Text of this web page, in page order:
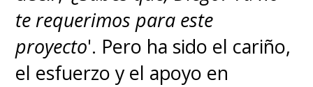
te requerimos para este
proyecto'. Pero ha sido el cariño,
el esfuerzo y el apoyo en